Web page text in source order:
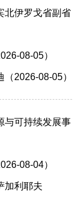
北伊罗戈省副省
08-05）
2026-08-05）
与可持续发展事
08-04）
加利耶夫